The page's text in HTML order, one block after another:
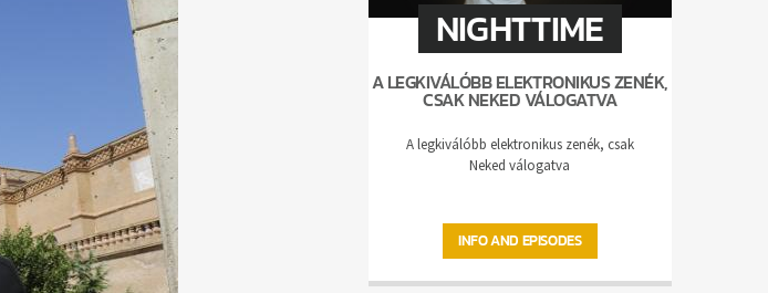
NIGHTTIME
A LEGKIVÁLÓBB ELEKTRONIKUS ZENÉK,
CSAK NEKED VÁLOGATVA
A legkiválóbb elektronikus zenék, csak
Neked válogatva
INFO AND EPISODES